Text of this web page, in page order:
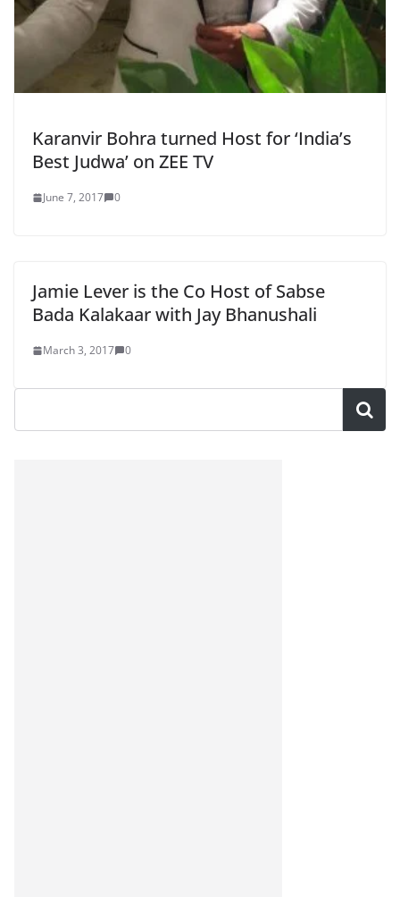
Karanvir Bohra turned Host for ‘India’s
Best Judwa’ on ZEE TV
June 7, 2017 0
Jamie Lever is the Co Host of Sabse
Bada Kalakaar with Jay Bhanushali
March 3, 2017 0